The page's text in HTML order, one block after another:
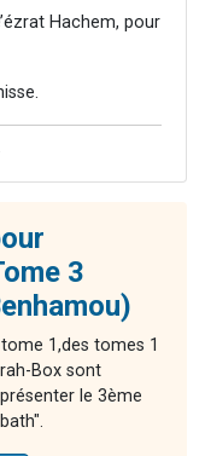
Hachem, pour
3
1,des tomes 1
Box sont
le 3ème